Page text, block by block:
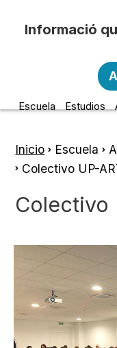
Escola d'Art
Diputació a
Escuela Estudios
Ruta
navegación
Inicio Escuela
Colectivo UP-
Colectivo
personal amb
Funcionalitat,